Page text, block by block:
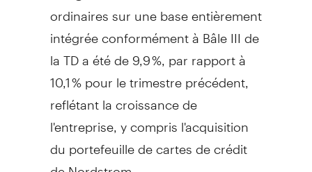
ordinaires sur une base entièrement
intégrée conformément à Bâle III de
la TD a été de 9,9 %, par rapport à
10,1 % pour le trimestre précédent,
reflétant la croissance de
l'entreprise, y compris l'acquisition
du portefeuille de cartes de crédit
de Nordstrom.